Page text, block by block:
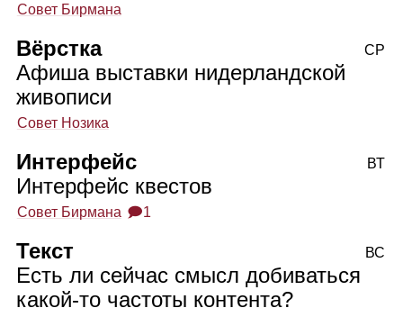
Совет Бирмана
Вёрстка
Афиша выставки нидерландской
живописи
Совет Нозика
СР
Интерфейс
Интерфейс квестов
Совет Бирмана 🗩1
ВТ
Текст
Есть ли сейчас смысл добиваться
какой‑то частоты контента?
ВС